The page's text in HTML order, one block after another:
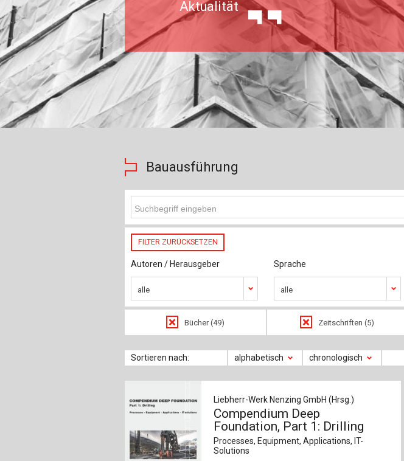
Baustoffe
Betonbau
Brückenbau
E&S Zeitlos
Aktualität
Bauausführung
FILTER ZURÜCKSETZEN
Autoren / Herausgeber
alle
Sprache
alle
Bücher (49) Zeitschriften (5)
Sortieren nach: alphabetisch chronologisch
Liebherr-Werk Nenzing GmbH (Hrsg.)
Compendium Deep
Foundation, Part 1: Drilling
Processes, Equipment, Applications, IT-
Solutions